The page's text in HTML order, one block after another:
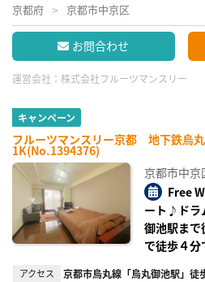
京都府 京都市中京区
お問合わせ
運営会社： 株式会社フルーツマンスリー
キャンペーン
フルーツマンスリー京都 地下鉄烏丸
1K(No.1394376)
京都市中京
Free
ート♪ドラ
御池駅まで
で徒歩４
アクセス 京都市烏丸線「烏丸御池駅」徒